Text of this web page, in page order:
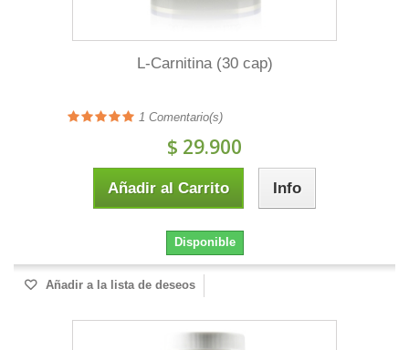
L-Carnitina (30 cap)
1 Comentario(s)
$ 29.900
Añadir al Carrito Info
Disponible
Añadir a la lista de deseos